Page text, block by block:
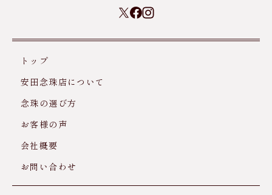
トップ
安田念珠店について
念珠の選び方
お客様の声
会社概要
お問い合わせ